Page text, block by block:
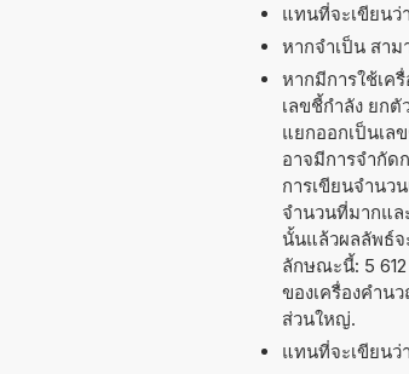
แทนที่จะเขียน
หากจำเป็น สา
หากมีการใช้เค
เลขชี้กำลัง ยกตั
แยกออกเป็นเล
อาจมีการจำกัด
การเขียนจำนว
จำนวนที่มากแล
นั้นแล้วผลลัพธ์จ
ลักษณะนี้: 5
ของเครื่องคำน
ส่วนใหญ่.
แทนที่จะเขียน